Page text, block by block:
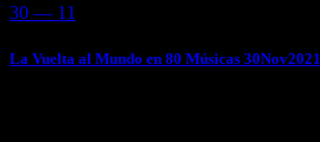
30 — 11
La Vuelta al Mundo en 80 Músicas 30Nov2021